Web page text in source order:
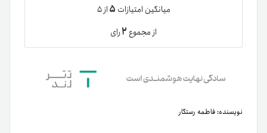
میانگین امتیازات ۵از ۵
از مجموع۲رای
نویسنده: فاطمه رستگار